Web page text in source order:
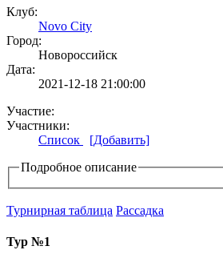
Клуб:
Novo City
Город:
Новороссийск
Дата:
2021-12-18 21:00:00
Участие:
Участники:
Список
[Добавить]
Подробное описание
Турнирная таблица Рассадка
Тур №1